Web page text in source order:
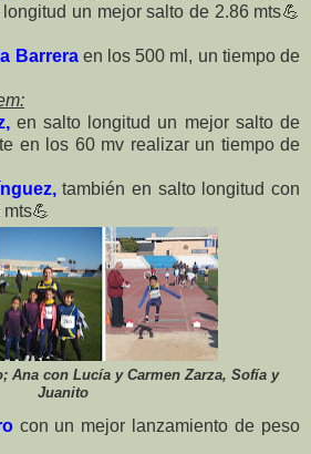
un mejor salto de 2.86 mts💪
Barrera en los 500 ml, un tiempo de
en salto longitud un mejor salto de
en los 60 mv realizar un tiempo de
también en salto longitud con
mts💪
Ana con Lucía y Carmen Zarza, Sofía y
Juanito
con un mejor lanzamiento de peso